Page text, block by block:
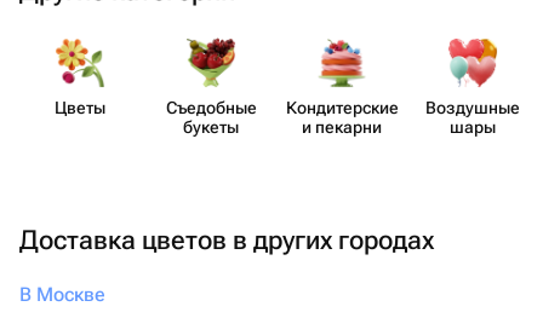
Цветы
Съедобные
букеты
Кондит​ерские
и пекарни
Воздушные
шары
Доставка цветов в других городах
В Москве